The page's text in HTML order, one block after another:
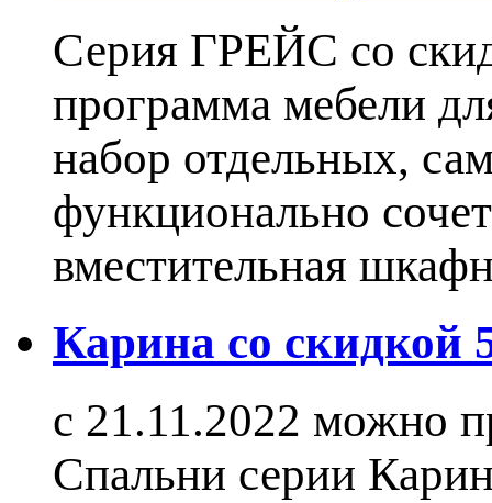
Серия ГРЕЙС со
программа мебели
набор отдельных,
функционально
вместительная
Карина со скидкой
с 21.11.2022 можно
Спальни серии